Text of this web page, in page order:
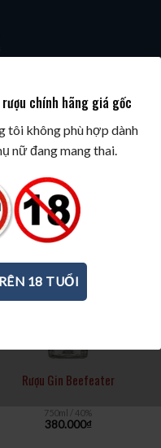
/ RƯỢU GIN
Rượu Gin Beefeater
750ml / 40%
380.000₫
chính hãng giá gốc
tôi không phù hợp dành
nữ đang mang thai.
18 TUỔI